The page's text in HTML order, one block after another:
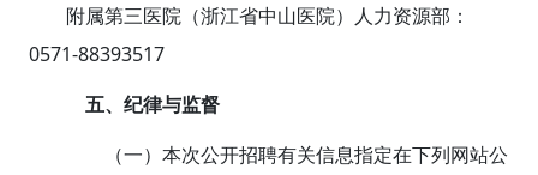
附属第三医院（浙江省中山医院）人力资源部：
0571-88393517
五、纪律与监督
（一）本次公开招聘有关信息指定在下列网站公